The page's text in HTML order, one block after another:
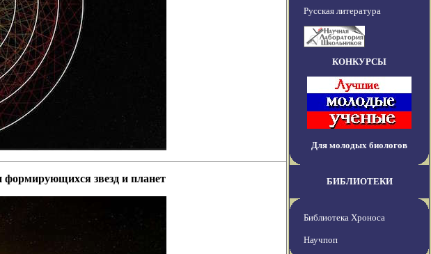
формирующихся звезд и планет
Русская литература
КОНКУРСЫ
Для молодых биологов
БИБЛИОТЕКИ
Библиотека Хроноса
Научпоп